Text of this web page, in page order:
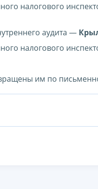
налогового
аудита —
налогового
им по